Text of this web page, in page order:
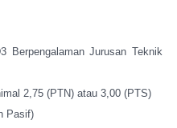
Berpengalaman Jurusan Teknik
2,75 (PTN) atau 3,00 (PTS)
Pasif)